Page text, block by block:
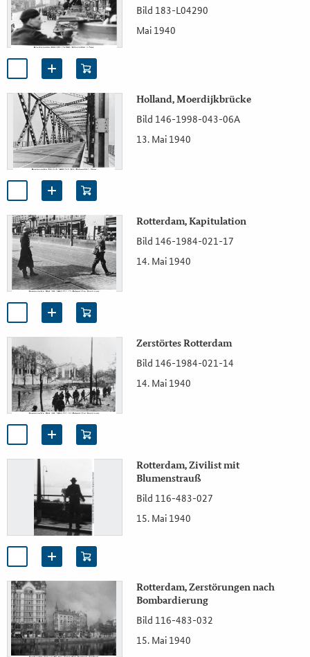
Bild 183-L04290
Mai 1940
Holland, Moerdijkbrücke
Bild 146-1998-043-06A
13. Mai 1940
Rotterdam, Kapitulation
Bild 146-1984-021-17
14. Mai 1940
Zerstörtes Rotterdam
Bild 146-1984-021-14
14. Mai 1940
Rotterdam, Zivilist mit
Blumenstrauß
Bild 116-483-027
15. Mai 1940
Rotterdam, Zerstörungen nach
Bombardierung
Bild 116-483-032
15. Mai 1940